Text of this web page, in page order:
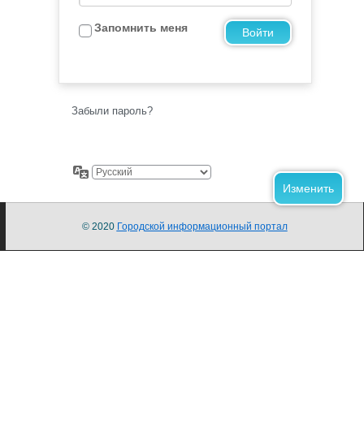
Запомнить меня
Забыли пароль?
© 2020 Городской информационный портал